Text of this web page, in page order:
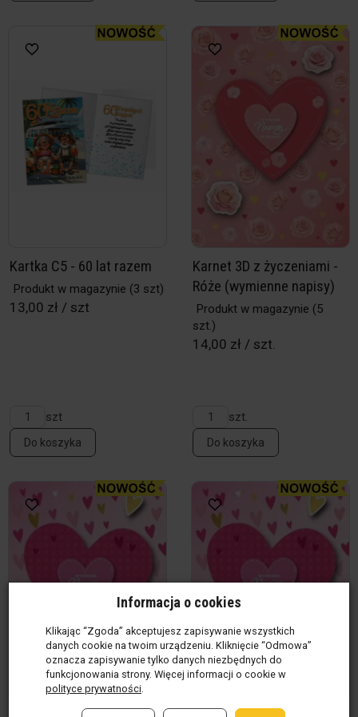
Kartka C5 - 60 lat razem
Produkt w magazynie (3 szt)
13,00 zł / szt
szt
Do koszyka
Karnet 3D z życzeniami -
Róże (wymienne napisy)
Produkt w magazynie (5
szt.)
14,00 zł / szt.
szt.
Do koszyka
Informacja o cookies
Klikając “Zgoda” akceptujesz zapisywanie wszystkich
danych cookie na twoim urządzeniu. Kliknięcie “Odmowa”
oznacza zapisywanie tylko danych niezbędnych do
funkcjonowania strony. Więcej informacji o cookie w
polityce prywatności